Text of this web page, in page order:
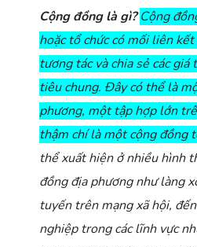
Cộng đồng là gì? Cộng
hoặc tổ chức có mối liên
tương tác và chia sẻ các
tiêu chung. Đây có thể là
phương, một tập hợp lớn
thậm chí là một cộng đồng
thể xuất hiện ở nhiều hình
đồng địa phương như làng
tuyến trên mạng xã hội,
nghiệp trong các lĩnh vực